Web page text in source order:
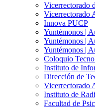
Vicerrectorado
Vicerrectorado
Innova PUCP
Yuntémonos |
Yuntémonos |
Yuntémonos |
Coloquio
Instituto de
Dirección de
Vicerrectorado
Instituto de
Facultad de